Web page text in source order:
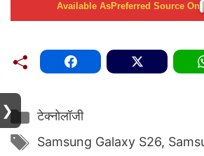
Available AsPreferred Source On
Categories
टेक्नोलॉजी
Tags
Samsung Galaxy S26,
❯